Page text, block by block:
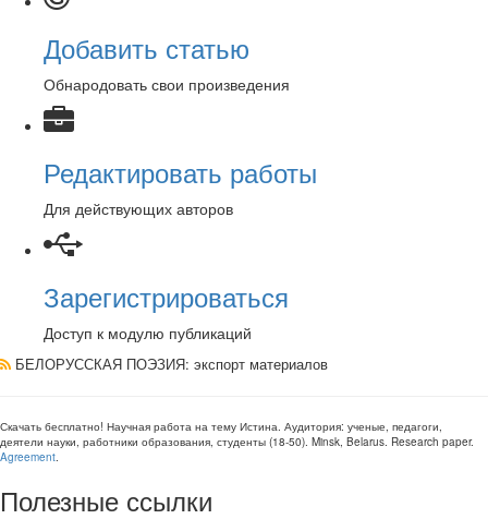
Добавить статью
Обнародовать свои произведения
Редактировать работы
Для действующих авторов
Зарегистрироваться
Доступ к модулю публикаций
БЕЛОРУССКАЯ ПОЭЗИЯ: экспорт материалов
Скачать бесплатно! Научная работа на тему Истина. Аудитория: ученые, педагоги,
деятели науки, работники образования, студенты (18-50). Minsk, Belarus. Research paper.
Agreement.
Полезные ссылки